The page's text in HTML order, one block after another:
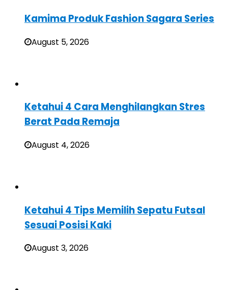
Kamima Produk Fashion Sagara Series
August 5, 2026
Ketahui 4 Cara Menghilangkan Stres
Berat Pada Remaja
August 4, 2026
Ketahui 4 Tips Memilih Sepatu Futsal
Sesuai Posisi Kaki
August 3, 2026